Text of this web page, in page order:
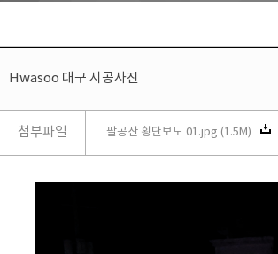
Hwasoo 대구 시공사진
첨부파일 팔공산 횡단보도 01.jpg (1.5M)